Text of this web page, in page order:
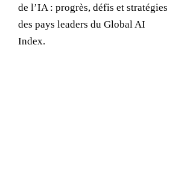
de l’IA : progrès, défis et stratégies
des pays leaders du Global AI
Index.